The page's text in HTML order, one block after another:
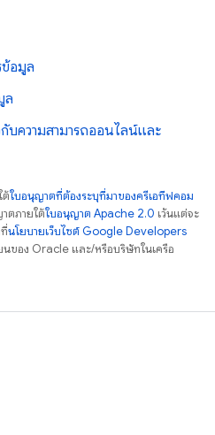
ข้อมูล
ล
บความสามารถออนไลน์และ
ต้ใบอนุญาตที่ต้องระบุที่มาของครีเอทีฟคอม
ตภายใต้ใบอนุญาต Apache 2.0 เว้นแต่จะ
นโยบายเว็บไซต์ Google Developers
นของ Oracle และ/หรือบริษัทในเครือ